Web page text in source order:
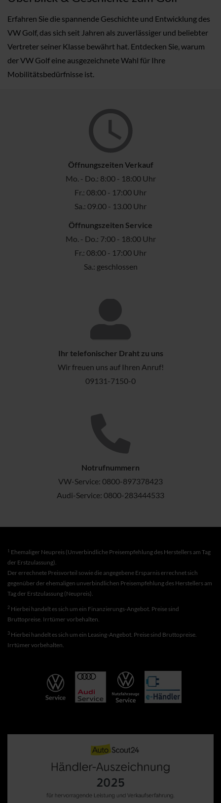
Erfahren Sie die spannende Geschichte und Entwicklung des
VW Golf, das sich seit Jahren als zuverlässiger und beliebter
Vertreter seiner Klasse bewährt hat. Entdecken Sie, warum
der VW Golf eine ausgezeichnete Wahl für Ihre
Mobilitätsbedürfnisse ist.
Öffnungszeiten Verkauf
Mo. - Do.: 8:00 - 18:00 Uhr
Fr.: 08:00 - 17:00 Uhr
Sa.: 09.00 - 13.00 Uhr
Öffnungszeiten Service
Mo. - Do.: 7:00 - 18:00 Uhr
Fr.: 08:00 - 17:00 Uhr
Sa.: geschlossen
Ihr telefonischer Draht zu uns
Wir freuen uns auf Ihren Anruf!
09131-7150-0
Notrufnummern
VW-Service: 0800-897378423
Audi-Service: 0800-283444533
1 Ehemaliger Neupreis (Unverbindliche Preisempfehlung des Herstellers am Tag
der Erstzulassung).
Der errechnete Preisvorteil sowie die angegebene Ersparnis errechnet sich
gegenüber der ehemaligen unverbindlichen Preisempfehlung des Herstellers am
Tag der Erstzulassung (Neupreis).
2 Hierbei handelt es sich um ein Finanzierungs-Angebot. Preise sind
Bruttopreise. Irrtümer vorbehalten.
3 Hierbei handelt es sich um ein Leasing-Angebot. Preise sind Bruttopreise.
Irrtümer vorbehalten.